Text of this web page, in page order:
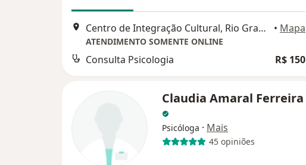
Centro de Integração Cultural, Rio Grande • Mapa
ATENDIMENTO SOMENTE ONLINE
Consulta Psicologia R$ 150
Claudia Amaral Ferreira
Psicóloga · Mais
45 opiniões